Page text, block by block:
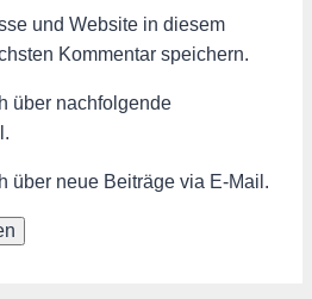
und Website in diesem
Kommentar speichern.
über nachfolgende
über neue Beiträge via E-Mail.